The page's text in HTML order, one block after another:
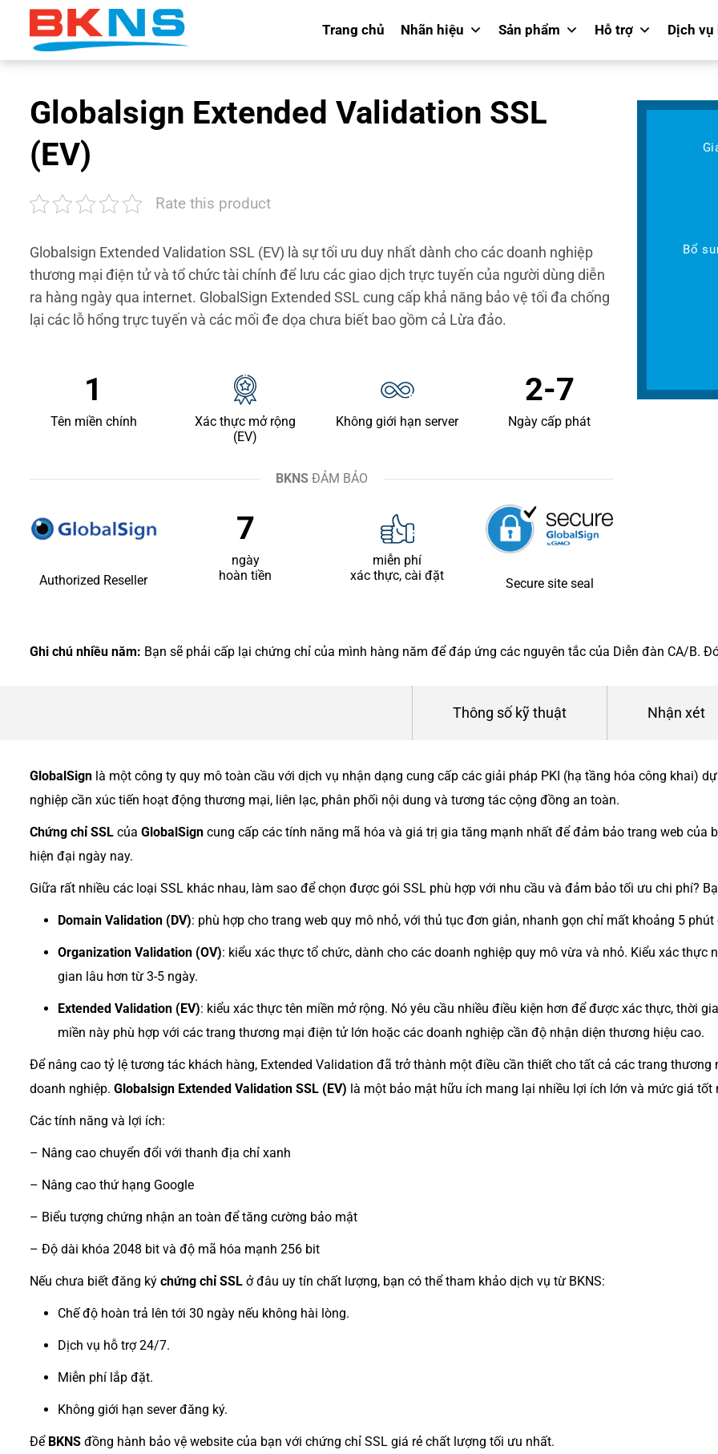
Chuyển
Trang chủ Nhãn hiệu Sản phẩm Hỗ trợ Dịch vụ
Globalsign Extended Validation SSL
(EV)
Rate this product
Globalsign Extended Validation SSL (EV) là sự tối ưu duy nhất dành cho các doanh nghiệp
thương mại điện tử và tổ chức tài chính để lưu các giao dịch trực tuyến của người dùng diễn
ra hàng ngày qua internet. GlobalSign Extended SSL cung cấp khả năng bảo vệ tối đa chống
lại các lỗ hổng trực tuyến và các mối đe dọa chưa biết bao gồm cả Lừa đảo.
1
Tên miền chính
Xác thực mở rộng
(EV)
Không giới hạn server
2-7
Ngày cấp phát
BKNSĐẢM BẢO
Authorized Reseller
7
ngày
hoàn tiền
miễn phí
xác thực, cài đặt
Secure site seal
Bổ
Ghi chú nhiều năm: Bạn sẽ phải cấp lại chứng chỉ của mình hàng năm để đáp ứng các nguyên tắc của Diễn đàn CA/B.
Thông số kỹ thuật Nhận xét
GlobalSign là một công ty quy mô toàn cầu với dịch vụ nhận dạng cung cấp các giải pháp PKI (hạ tầng hóa công khai)
nghiệp cần xúc tiến hoạt động thương mại, liên lạc, phân phối nội dung và tương tác cộng đồng an toàn.
Chứng chỉ SSL của GlobalSign cung cấp các tính năng mã hóa và giá trị gia tăng mạnh nhất để đảm bảo trang web của
hiện đại ngày nay.
Giữa rất nhiều các loại SSL khác nhau, làm sao để chọn được gói SSL phù hợp với nhu cầu và đảm bảo tối ưu chi phí?
Domain Validation (DV): phù hợp cho trang web quy mô nhỏ, với thủ tục đơn giản, nhanh gọn chỉ mất khoảng 5 phút
Organization Validation (OV): kiểu xác thực tổ chức, dành cho các doanh nghiệp quy mô vừa và nhỏ. Kiểu xác
gian lâu hơn từ 3-5 ngày.
Extended Validation (EV): kiểu xác thực tên miền mở rộng. Nó yêu cầu nhiều điều kiện hơn để được xác thực, thời
miền này phù hợp với các trang thương mại điện tử lớn hoặc các doanh nghiệp cần độ nhận diện thương hiệu cao.
Để nâng cao tỷ lệ tương tác khách hàng, Extended Validation đã trở thành một điều cần thiết cho tất cả các trang
doanh nghiệp. Globalsign Extended Validation SSL (EV) là một bảo mật hữu ích mang lại nhiều lợi ích lớn và mức giá tốt
Các tính năng và lợi ích:
– Nâng cao chuyển đổi với thanh địa chỉ xanh
– Nâng cao thứ hạng Google
– Biểu tượng chứng nhận an toàn để tăng cường bảo mật
– Độ dài khóa 2048 bit và độ mã hóa mạnh 256 bit
Nếu chưa biết đăng ký chứng chỉ SSL ở đâu uy tín chất lượng, bạn có thể tham khảo dịch vụ từ BKNS:
Chế độ hoàn trả lên tới 30 ngày nếu không hài lòng.
Dịch vụ hỗ trợ 24/7.
Miễn phí lắp đặt.
Không giới hạn sever đăng ký.
ĐểBKNS đồng hành bảo vệ website của bạn với chứng chỉ SSL giá rẻ chất lượng tối ưu nhất.